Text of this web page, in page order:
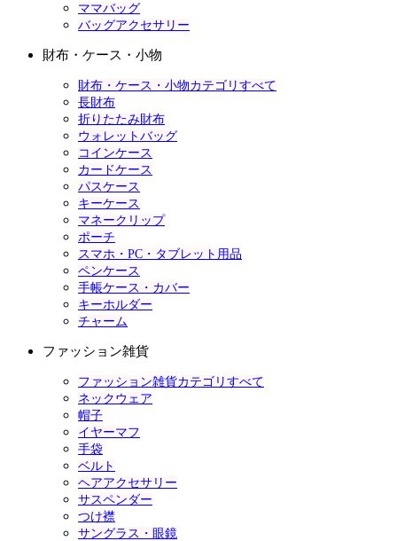
ママバッグ
バッグアクセサリー
財布・ケース・小物
財布・ケース・小物カテゴリすべて
長財布
折りたたみ財布
ウォレットバッグ
コインケース
カードケース
パスケース
キーケース
マネークリップ
ポーチ
スマホ・PC・タブレット用品
ペンケース
手帳ケース・カバー
キーホルダー
チャーム
ファッション雑貨
ファッション雑貨カテゴリすべて
ネックウェア
帽子
イヤーマフ
手袋
ベルト
ヘアアクセサリー
サスペンダー
つけ襟
サングラス・眼鏡